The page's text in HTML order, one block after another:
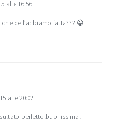
alle 16:56
ce l’abbiamo fatta??? 😀
alle 20:02
perfetto!buonissima!